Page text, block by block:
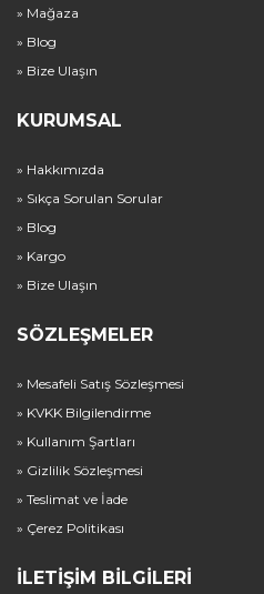
» Mağaza
» Blog
» Bize Ulaşın
KURUMSAL
» Hakkımızda
» Sıkça Sorulan Sorular
» Blog
» Kargo
» Bize Ulaşın
SÖZLEŞMELER
» Mesafeli Satış Sözleşmesi
» KVKK Bilgilendirme
» Kullanım Şartları
» Gizlilik Sözleşmesi
» Teslimat ve İade
» Çerez Politikası
İLETIŞIM BILGILERI